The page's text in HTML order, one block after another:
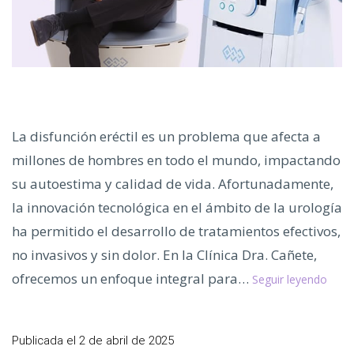
La disfunción eréctil es un problema que afecta a
millones de hombres en todo el mundo, impactando
su autoestima y calidad de vida. Afortunadamente,
la innovación tecnológica en el ámbito de la urología
ha permitido el desarrollo de tratamientos efectivos,
no invasivos y sin dolor. En la Clínica Dra. Cañete,
ofrecemos un enfoque integral para… Seguir leyendo
Publicada el 2 de abril de 2025